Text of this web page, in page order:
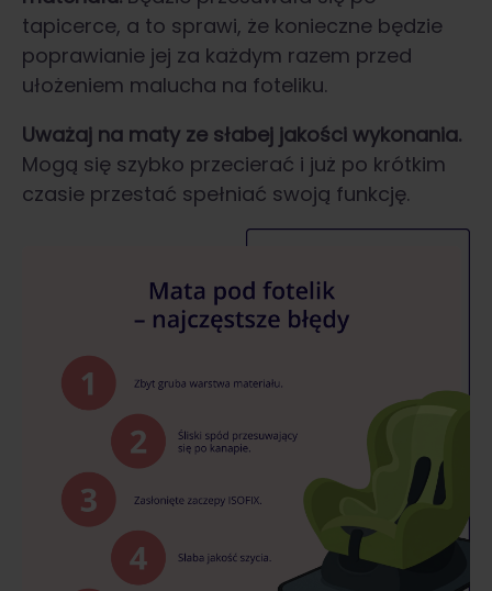
tapicerce, a to sprawi, że konieczne będzie
poprawianie jej za każdym razem przed
ułożeniem malucha na foteliku.
Uważaj na maty ze słabej jakości wykonania.
Mogą się szybko przecierać i już po krótkim
czasie przestać spełniać swoją funkcję.